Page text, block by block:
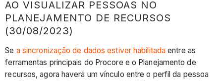
de
recursos
(30/08/2023)
tempo
livre
alinhado
AO VISUALIZAR PESSOAS NO
PLANEJAMENTO DE RECURSOS
(30/08/2023)
Se a sincronização de dados estiver habilitada entre as
ferramentas principais do Procore e o Planejamento de
recursos, agora haverá um vínculo entre o perfil da pessoa